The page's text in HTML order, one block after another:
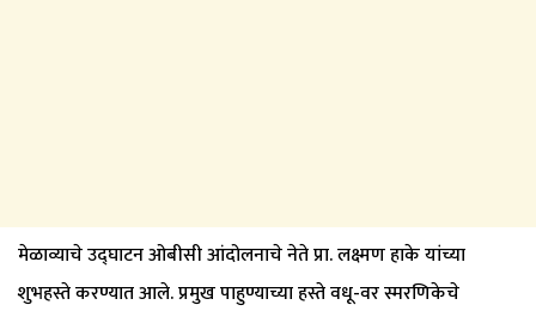
मेळाव्याचे उद्घाटन ओबीसी आंदोलनाचे नेते प्रा. लक्ष्मण हाके यांच्या
शुभहस्ते करण्यात आले. प्रमुख पाहुण्याच्या हस्ते वधू-वर स्मरणिकेचे